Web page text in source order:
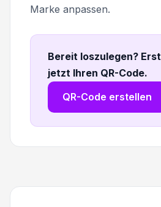
Marke anpassen.
Bereit loszulegen?
jetzt Ihren QR-Code.
QR-Code erstellen